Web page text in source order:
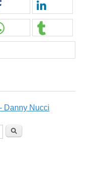
Suche